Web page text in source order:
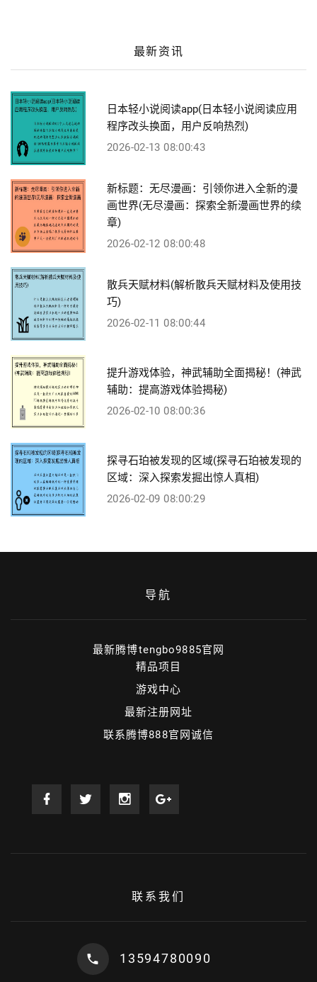
最新资讯
日本轻小说阅读app(日本轻小说阅读应用
程序改头换面，用户反响热烈)
2026-02-13 08:00:43
新标题：无尽漫画：引领你进入全新的漫
画世界(无尽漫画：探索全新漫画世界的续
章)
2026-02-12 08:00:48
散兵天赋材料(解析散兵天赋材料及使用技
巧)
2026-02-11 08:00:44
提升游戏体验，神武辅助全面揭秘！(神武
辅助：提高游戏体验揭秘)
2026-02-10 08:00:36
探寻石珀被发现的区域(探寻石珀被发现的
区域：深入探索发掘出惊人真相)
2026-02-09 08:00:29
导航
最新腾博tengbo9885官网
精品项目
游戏中心
最新注册网址
联系腾博888官网诚信
联系我们
13594780090